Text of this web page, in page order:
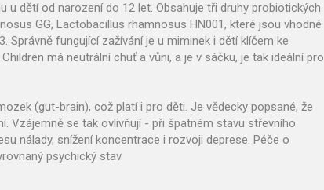
u dětí od narození do 12 let. Obsahuje tři druhy probiotických
GG, Lactobacillus rhamnosus HN001, které jsou vhodné
Správně fungující zažívání je u miminek i dětí klíčem ke
má neutrální chuť a vůni, a je v sáčku, je tak ideální pro
(gut-brain), což platí i pro děti. Je vědecky popsané, že
Vzájemně se tak ovlivňují - při špatném stavu střevního
nálady, snížení koncentrace i rozvoji deprese. Péče o
psychický stav.